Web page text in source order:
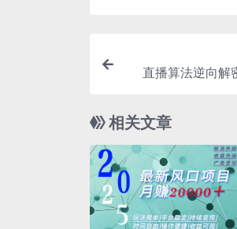
直播算法逆向解
相关文章